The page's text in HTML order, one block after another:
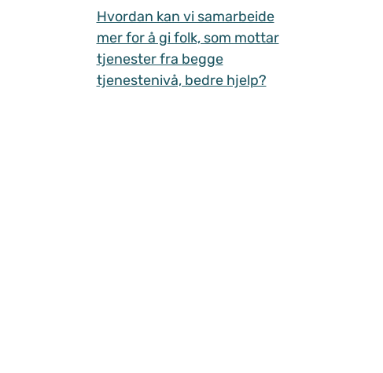
Hvordan kan vi samarbeide
mer for å gi folk, som mottar
tjenester fra begge
tjenestenivå, bedre hjelp?